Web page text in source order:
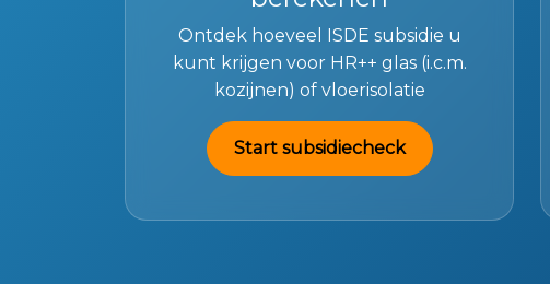
Ontdek hoeveel ISDE subsidie u
kunt krijgen voor HR++ glas (i.c.m.
kozijnen) of vloerisolatie
Start subsidiecheck